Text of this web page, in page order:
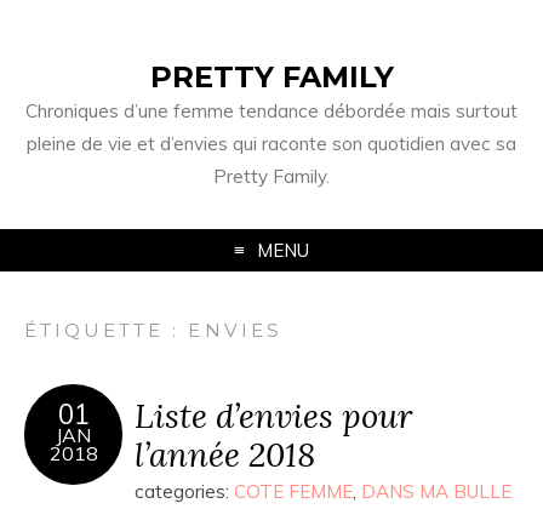
PRETTY FAMILY
Chroniques d’une femme tendance débordée mais surtout
pleine de vie et d’envies qui raconte son quotidien avec sa
Pretty Family.
MENU
ÉTIQUETTE : ENVIES
01
JAN
2018
Liste d’envies pour
l’année 2018
categories: COTE FEMME, DANS MA BULLE